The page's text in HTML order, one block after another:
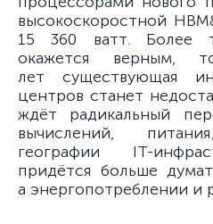
высокоскоростной
15 360 ватт. Более
окажется верным,
лет существующая
центров станет
ждёт радикальный
вычислений,
географии IT-
придётся больше
а энергопотреблении и